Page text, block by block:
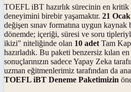
TOEFL iBT hazırlık sürecinin en kritik
deneyimini birebir yaşamaktır. 21
değişen sınav formatına uygun kaynak
dönemde; içeriği, süresi ve soru
ikizi" niteliğinde olan 10 adet Tam
hazırladık. Bu paketi benzersiz kılan
sonuçlarınızın sadece Yapay Zeka
uzman eğitmenlerimiz tarafından da
TOEFL iBT Deneme Paketimizin